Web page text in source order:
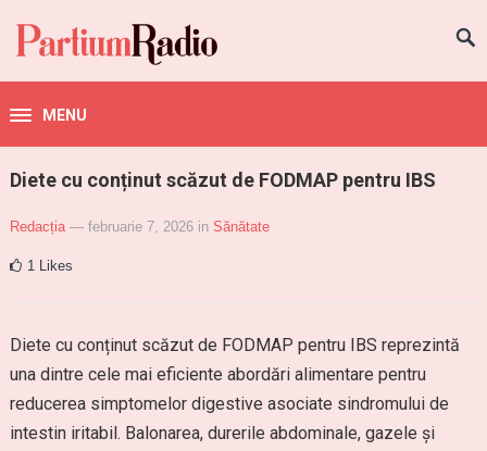
MENU
Diete cu conținut scăzut de FODMAP pentru IBS
Redacția — februarie 7, 2026 in Sănătate
1 Likes
Diete cu conținut scăzut de FODMAP pentru IBS reprezintă
una dintre cele mai eficiente abordări alimentare pentru
reducerea simptomelor digestive asociate sindromului de
intestin iritabil. Balonarea, durerile abdominale, gazele și